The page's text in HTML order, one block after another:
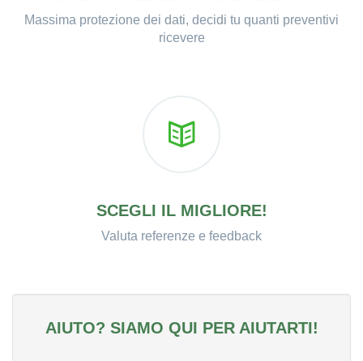
Massima protezione dei dati, decidi tu quanti preventivi
ricevere
SCEGLI IL MIGLIORE!
Valuta referenze e feedback
AIUTO? SIAMO QUI PER AIUTARTI!